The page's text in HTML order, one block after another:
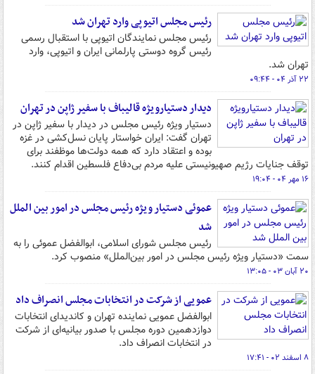
رئیس مجلس اتیوپی وارد تهران شد
رئیس مجلس نمایندگان اتیوپی با استقبال رسمی
رئیس گروه دوستی پارلمانی ایران و اتیوپی، وارد
تهران شد.
۲۲ آذر ۰۴ - ۰۹:۴۴
دیدار دستیارویژه قالیباف با سفیر ژاپن در تهران
دستیار ویژه رئیس مجلس در دیدار با سفیر ژاپن در
تهران گفت: ایران خواستار پایان نسل‌کشی در غزه
بوده و اعتقاد دارد که همه دولت‌ها موظفند برای
توقف جنایات رژیم صهیونیستی علیه مردم بی‌دفاع فلسطین اقدام کنند.
۱۶ مهر ۰۴ - ۱۹:۰۴
عموئی دستیار ویژه رئیس مجلس در امور بین الملل
شد
رئیس مجلس شورای اسلامی، ابوالفضل عموئی را به
سمت «دستیار ویژه رئیس مجلس در امور بین‌الملل» منصوب کرد.
۲۰ آبان ۰۳ - ۱۳:۰۵
عمویی از شرکت در انتخابات مجلس انصراف داد
ابوالفضل عمویی نماینده تهران و کاندیدای انتخابات
دوازدهمین دوره مجلس با صدور بیانیه‌ای از شرکت
در انتخابات انصراف داد.
۸ اسفند ۰۲ - ۱۷:۴۱